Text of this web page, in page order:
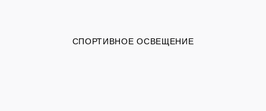
СПОРТИВНОЕ ОСВЕЩЕНИЕ